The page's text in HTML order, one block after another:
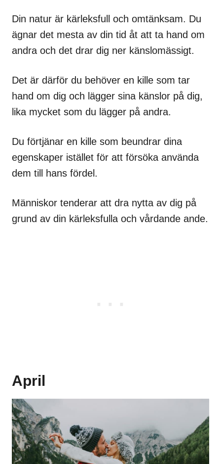
Din natur är kärleksfull och omtänksam. Du
ägnar det mesta av din tid åt att ta hand om
andra och det drar dig ner känslomässigt.
Det är därför du behöver en kille som tar
hand om dig och lägger sina känslor på dig,
lika mycket som du lägger på andra.
Du förtjänar en kille som beundrar dina
egenskaper istället för att försöka använda
dem till hans fördel.
Människor tenderar att dra nytta av dig på
grund av din kärleksfulla och vårdande ande.
April